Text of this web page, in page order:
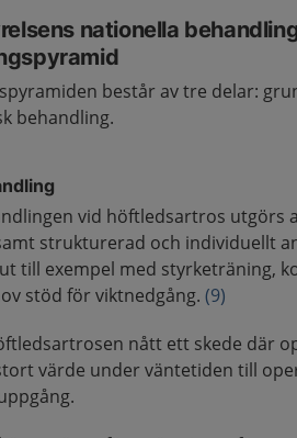
nationella
består av tre delar:
behandling.
vid höftledsartros
strukturerad och individuellt
till exempel med styrketräning,
stöd för viktnedgång.(9)
nått ett skede där
värde under väntetiden till